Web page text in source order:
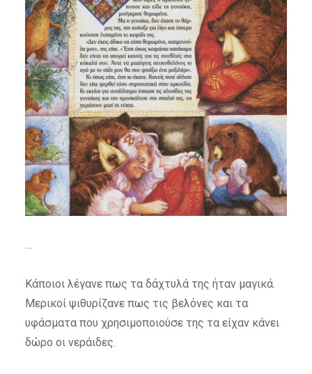
…
Κάποιοι λέγανε πως τα δάχτυλά της ήταν μαγικά.
Μερικοί ψιθυρίζανε πως τις βελόνες και τα
υφάσματα που χρησιμοποιούσε της τα είχαν κάνει
δώρο οι νεράιδες.